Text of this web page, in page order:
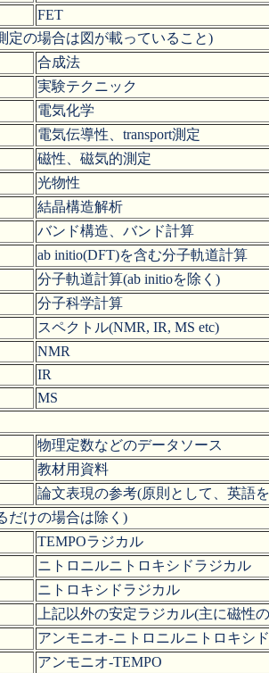
FET
定の場合は図が載っていること)
合成法
実験テクニック
電気化学
電気伝導性、transport測定
磁性、磁気的測定
光物性
結晶構造解析
バンド構造、バンド計算
ab initio(DFT)を含む分子軌道計算
分子軌道計算(ab initioを除く)
分子科学計算
スペクトル(NMR, IR, MS etc)
NMR
IR
MS
物理定数などのデータソース
教材用資料
論文表現の参考(原則として、英語
だけの場合は除く)
TEMPOラジカル
ニトロニルニトロキシドラジカル
ニトロキシドラジカル
上記以外の安定ラジカル(主に磁性
アンモニオ-ニトロニルニトロキシ
アンモニオ-TEMPO